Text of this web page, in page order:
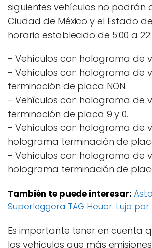
siguientes vehículos no podrán
Ciudad de México y el Estado
horario establecido de 5:00 a
- Vehículos con holograma de
- Vehículos con holograma de
terminación de placa NON.
- Vehículos con holograma de
terminación de placa 9 y 0.
- Vehículos con holograma de
holograma terminación de
- Vehículos con holograma de
holograma terminación de
También te puede interesar:
Superleggera TAG Heuer: Lujo
Es importante tener en cuenta
los vehículos que más emisiones